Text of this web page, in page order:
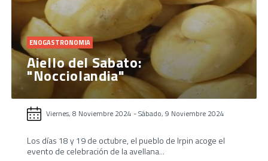
ENOGASTRONOMIA
Aiello del Sabato:
"Nocciolandia"
Viernes, 8 Noviembre 2024 -Sábado, 9 Noviembre 2024
Los días 18 y 19 de octubre, el pueblo de Irpin acoge el
evento de celebración de la avellana...